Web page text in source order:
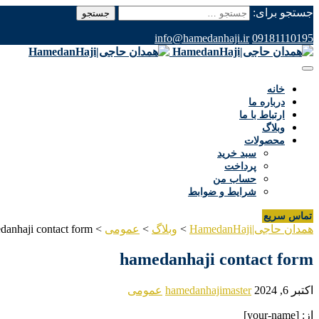
جستجو برای:
09181110195
info@hamedanhaji.ir
خانه
درباره ما
ارتباط با ما
وبلاگ
محصولات
سبد خرید
پرداخت
حساب من
شرایط و ضوابط
تماس سریع
همدان حاجی|HamedanHaji > وبلاگ > عمومی >
contact form
hamedanhaji contact form
اکتبر 6, 2024 hamedanhajimaster عمومی
از: [your-name]